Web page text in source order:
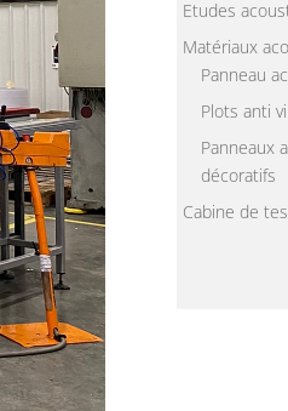
Etudes
Matériaux
Panneau
Plots anti
Panneaux
décoratifs
Cabine de